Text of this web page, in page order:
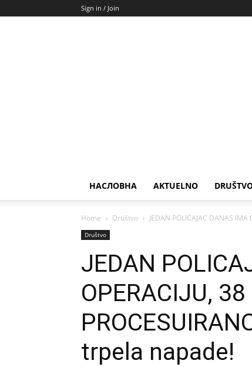
Sign in / Join
НАСЛОВНА AKTUELNO
Home Društvo JEDAN POLICAJAC DANAS
Društvo
JEDAN
OPERACIJU, 38
trpela napade!